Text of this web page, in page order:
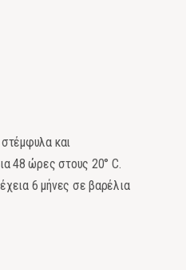
και
48 ώρες στους 20° C.
6 μήνες σε βαρέλια